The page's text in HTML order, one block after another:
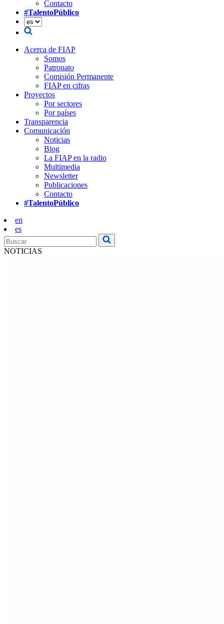
Contacto
#TalentoPúblico
Acerca de FIAP
Somos
Patronato
Comisión Permanente
FIAP en cifras
Proyectos
Por sectores
Por países
Transparencia
Comunicación
Noticias
Blog
La FIAP en la radio
Multimedia
Newsletter
Publicaciones
Contacto
#TalentoPúblico
en
es
NOTICIAS